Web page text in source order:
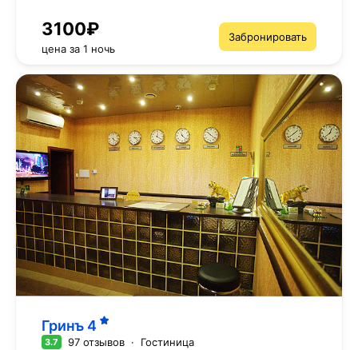
3100₽
цена за 1 ночь
Забронировать
Гринъ 4
3.7 97 отзывов · Гостиница